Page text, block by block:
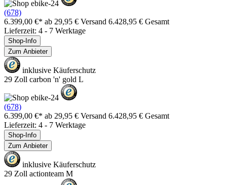
(678)
6.399,00 €* ab 29,95 € Versand 6.428,95 € Gesamt
Lieferzeit: 4 - 7 Werktage
Shop-Info
Zum Anbieter
inklusive Käuferschutz
29 Zoll carbon 'n' gold L
(678)
6.399,00 €* ab 29,95 € Versand 6.428,95 € Gesamt
Lieferzeit: 4 - 7 Werktage
Shop-Info
Zum Anbieter
inklusive Käuferschutz
29 Zoll actionteam M